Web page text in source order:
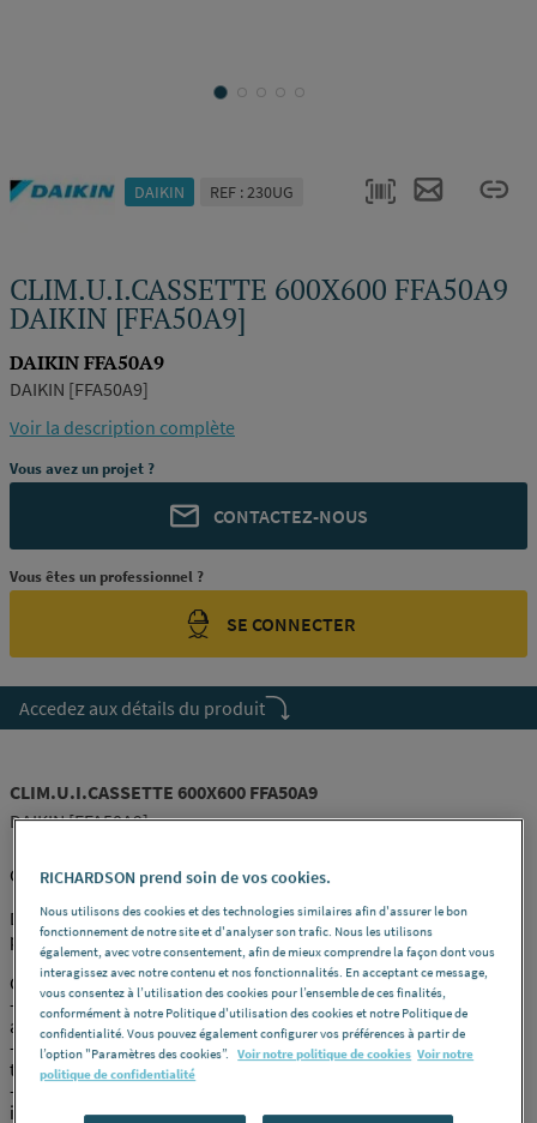
DAIKIN REF : 230UG
CLIM.U.I.CASSETTE 600X600 FFA50A9
DAIKIN [FFA50A9]
DAIKIN FFA50A9
DAIKIN [FFA50A9]
Voir la description complète
Vous avez un projet ?
CONTACTEZ-NOUS
Vous êtes un professionnel ?
SE CONNECTER
Accedez aux détails du produit
CLIM.U.I.CASSETTE 600X600 FFA50A9
DAIKIN [FFA50A9]
Cassette UNIFIÉE 600*600 compacte SKY AIR
Design unique sur le marché permettant une intégration bien à
plat dans le plafond
Caractéristiques du produit :
- Intégration bien à plat dans les dalles de plafonds
architecturaux standard, avec saillie de 8 mm seulement
- Mélange exceptionnel de design emblématique et d'excellence
technique avec une élégante finition blanc ou blanc et argent
- La combinaison avec la technologie R-32 Bluevolution réduit l
impact environnemental (68 % par rapport au réfrigérant R-
RICHARDSON prend soin de vos cookies.
Nous utilisons des cookies et des technologies similaires afin d'assurer le bon
fonctionnement de notre site et d'analyser son trafic. Nous les utilisons
également, avec votre consentement, afin de mieux comprendre la façon dont vous
interagissez avec notre contenu et nos fonctionnalités. En acceptant ce message,
vous consentez à l’utilisation des cookies pour l’ensemble de ces finalités,
conformément à notre Politique d'utilisation des cookies et notre Politique de
confidentialité. Vous pouvez également configurer vos préférences à partir de
l’option "Paramètres des cookies”.
Voir notre politique de cookies Voir notre
politique de confidentialité